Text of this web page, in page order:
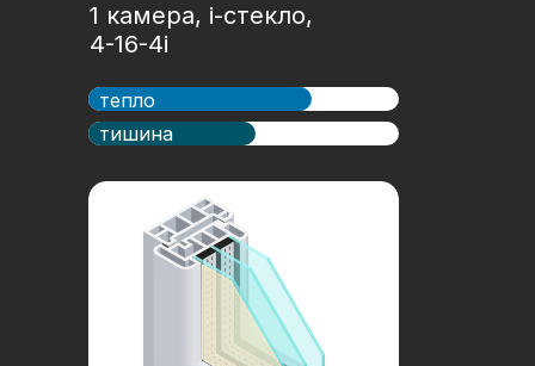
1 камера, i-стекло,
4-16-4i
тепло
тишина